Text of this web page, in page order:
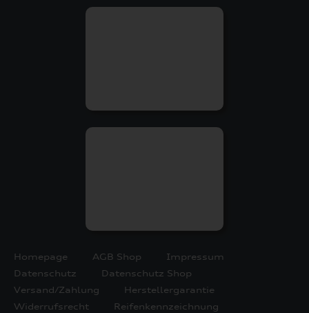
Homepage AGB Shop
Impressum
Datenschutz
Datenschutz Shop
Versand/Zahlung
Herstellergarantie
Widerrufsrecht
Reifenkennzeichnung